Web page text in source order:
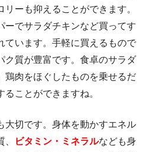
ーも抑えることができます。
ーでサラダチキンなど買ってす
ています。手軽に買えるもので
ク質が豊富です。食卓のサラダ
鶏肉をほぐしたものを乗せるだ
ことができますね。
大切です。身体を動かすエネル
ビタミン・ミネラルなども身